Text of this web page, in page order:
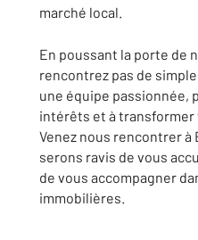
marché local.
En poussant la porte de
rencontrez pas de
une équipe passionnée,
intérêts et à transformer
Venez nous rencontrer
serons ravis de vous
de vous accompagner
immobilières.